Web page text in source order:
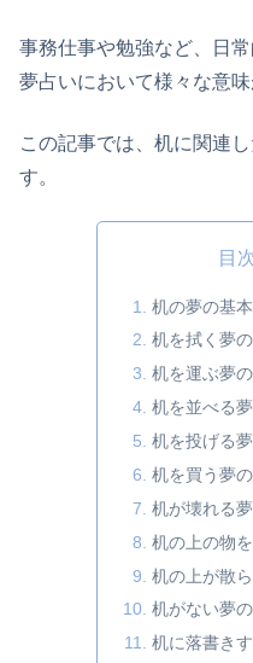
事務仕事や勉強など、日
夢占いにおいて様々な意味
この記事では、机に関連
す。
目
机の夢の基
机を拭く夢
机を運ぶ夢
机を並べる
机を投げる
机を買う夢
机が壊れる
机の上の物
机の上が散
机がない夢
机に落書き